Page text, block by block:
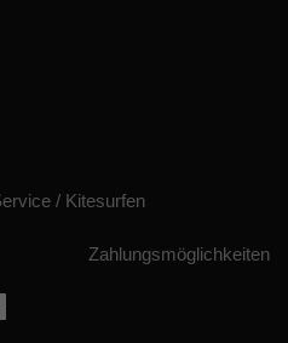
/ Kitesurfen
Zahlungsmöglichkeiten